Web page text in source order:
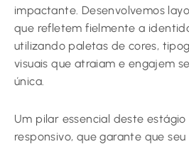
impactante. Desenvolvemos
que refletem fielmente a
utilizando paletas de cores,
visuais que atraiam e engajem
única.
Um pilar essencial deste estágio
responsivo, que garante que